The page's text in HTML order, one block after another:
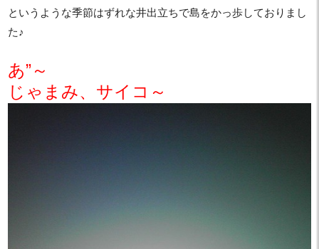
というような季節はずれな井出立ちで島をかっ歩しておりまし
た♪
あ”～
じゃまみ、サイコ～